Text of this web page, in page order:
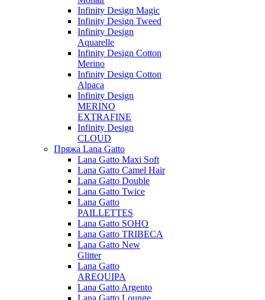
Infinity Design Magic
Infinity Design Tweed
Infinity Design
Aquarelle
Infinity Design Cotton
Merino
Infinity Design Cotton
Alpaca
Infinity Design
MERINO
EXTRAFINE
Infinity Design
CLOUD
Пряжа Lana Gatto
Lana Gatto Maxi Soft
Lana Gatto Camel Hair
Lana Gatto Double
Lana Gatto Twice
Lana Gatto
PAILLETTES
Lana Gatto SOHO
Lana Gatto TRIBECA
Lana Gatto New
Glitter
Lana Gatto
AREQUIPA
Lana Gatto Argento
Lana Gatto Lounge